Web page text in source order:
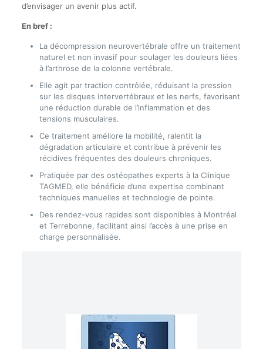
d’envisager un avenir plus actif.
En bref :
La décompression neurovertébrale offre un traitement
naturel et non invasif pour soulager les douleurs liées
à l’arthrose de la colonne vertébrale.
Elle agit par traction contrôlée, réduisant la pression
sur les disques intervertébraux et les nerfs, favorisant
une réduction durable de l’inflammation et des
tensions musculaires.
Ce traitement améliore la mobilité, ralentit la
dégradation articulaire et contribue à prévenir les
récidives fréquentes des douleurs chroniques.
Pratiquée par des ostéopathes experts à la Clinique
TAGMED, elle bénéficie d’une expertise combinant
techniques manuelles et technologie de pointe.
Des rendez-vous rapides sont disponibles à Montréal
et Terrebonne, facilitant ainsi l’accès à une prise en
charge personnalisée.